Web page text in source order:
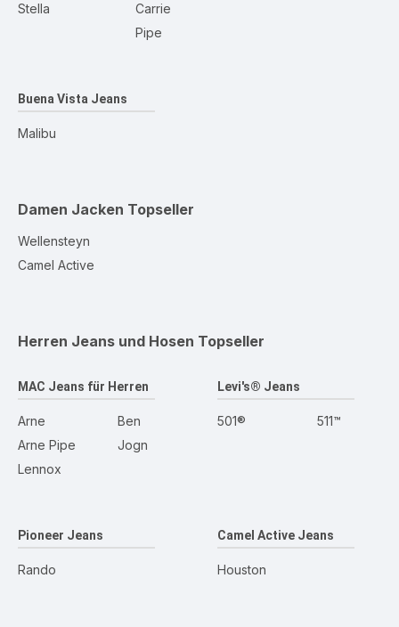
Stella
Carrie
Pipe
Buena Vista Jeans
Malibu
Damen Jacken Topseller
Wellensteyn
Camel Active
Herren Jeans und Hosen Topseller
MAC Jeans für Herren
Arne
Arne Pipe
Lennox
Ben
Jogn
Levi's® Jeans
501® 511™
Pioneer Jeans
Rando
Camel Active Jeans
Houston